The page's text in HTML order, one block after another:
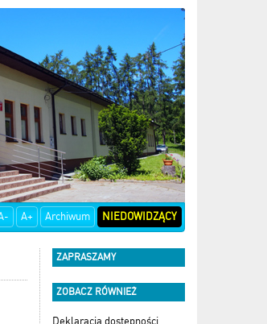
A+ Archiwum NIEDOWIDZĄCY
ZAPRASZAMY
ZOBACZ RÓWNIEŻ
Deklaracja dostępności